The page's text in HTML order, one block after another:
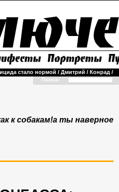
стало нормой / Дмитрий / Конрад /
Поиск:
к собакам!а ты наверное